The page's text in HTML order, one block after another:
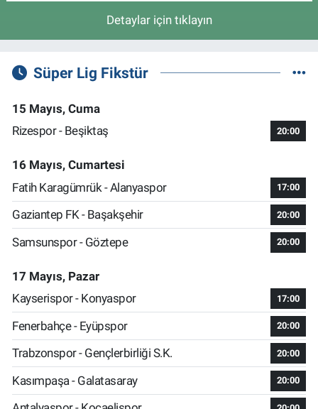
Detaylar için tıklayın
Süper Lig Fikstür
15 Mayıs, Cuma
Rizespor - Beşiktaş
20:00
16 Mayıs, Cumartesi
Fatih Karagümrük - Alanyaspor
17:00
Gaziantep FK - Başakşehir 20:00
Samsunspor - Göztepe 20:00
17 Mayıs, Pazar
Kayserispor - Konyaspor
17:00
Fenerbahçe - Eyüpspor 20:00
Trabzonspor - Gençlerbirliği S.K. 20:00
Kasımpaşa - Galatasaray 20:00